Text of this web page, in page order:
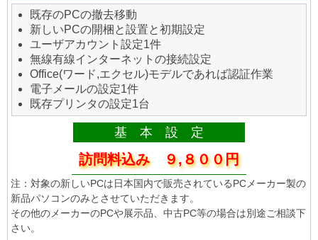
既存のPCの撤去移動
新しいPCの開梱と設置と初期設定
ユーザアカウント設定1件
無線有線インターネットの接続設定
Office(ワード,エクセル)モデルであれば認証作業
電子メールの設定1件
既存プリンタの設定1台
基 本 設 定
訪問料込み ９,８００円
注：対象の新しいPCは日本国内で販売されているPCメーカー製の
新品パソコンのみとさせていただきます。
その他のメーカーのPCや展示品、中古PC等の場合は別途ご相談下
さい。